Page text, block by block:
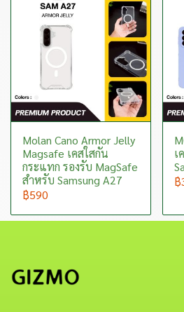
Molan Cano Armor Jelly
Magsafe เคสใสกัน
กระแทก รองรับ MagSafe
สำหรับ Samsung A27
฿590
เ
฿